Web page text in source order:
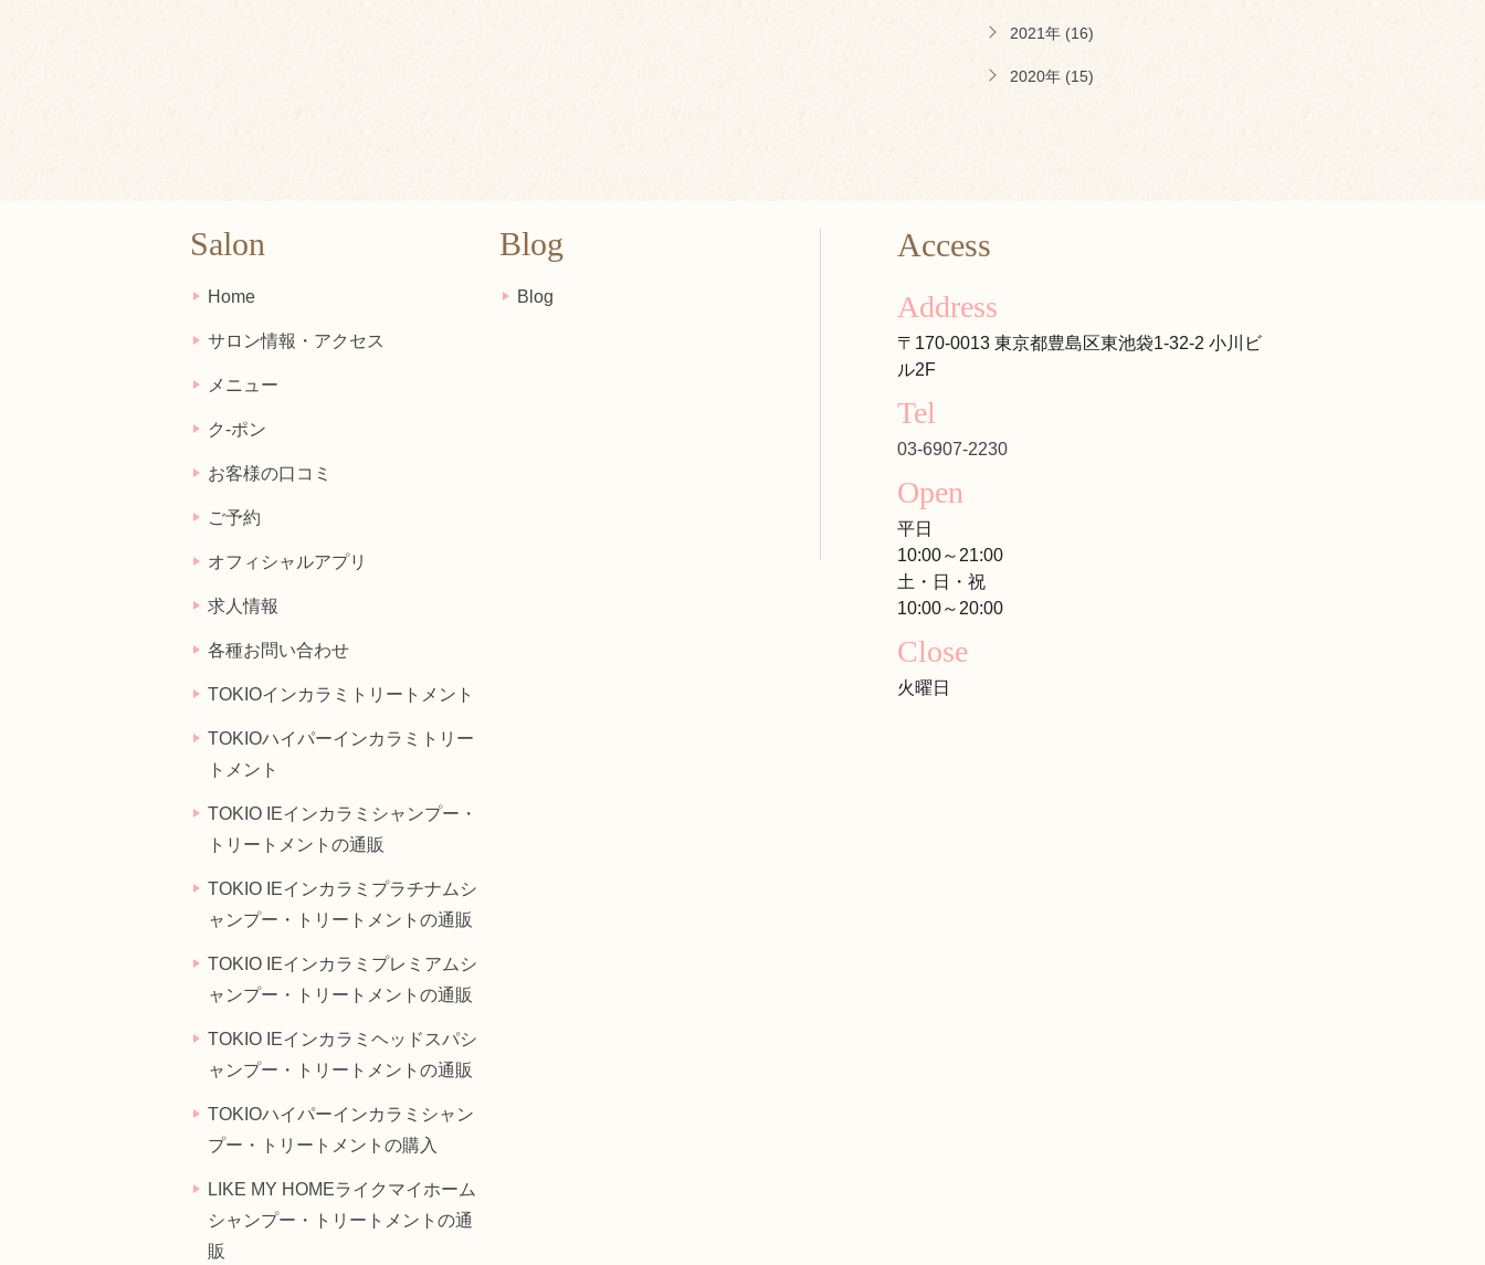
2021年 (16)
2020年 (15)
Salon
Home
サロン情報・アクセス
メニュー
ク-ポン
お客様の口コミ
ご予約
オフィシャルアプリ
求人情報
各種お問い合わせ
TOKIOインカラミトリートメント
TOKIOハイパーインカラミトリー
トメント
TOKIO IEインカラミシャンプー・
トリートメントの通販
TOKIO IEインカラミプラチナムシ
ャンプー・トリートメントの通販
TOKIO IEインカラミプレミアムシ
ャンプー・トリートメントの通販
TOKIO IEインカラミヘッドスパシ
ャンプー・トリートメントの通販
TOKIOハイパーインカラミシャン
プー・トリートメントの購入
LIKE MY HOMEライクマイホーム
シャンプー・トリートメントの通
販
Blog
Blog
Access
Address
〒170-0013 東京都豊島区東池袋1-32-2 小川ビ
ル2F
Tel
03-6907-2230
Open
平日
10:00～21:00
土・日・祝
10:00～20:00
Close
火曜日